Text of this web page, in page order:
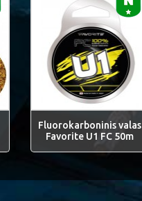
Fluorokarboninis valas
Favorite U1 FC 50m